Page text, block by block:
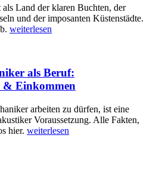
Land der klaren Buchten, der
und der imposanten Küstenstädte.
weiterlesen
als Beruf:
& Einkommen
arbeiten zu dürfen, ist eine
Voraussetzung. Alle Fakten,
hier. weiterlesen